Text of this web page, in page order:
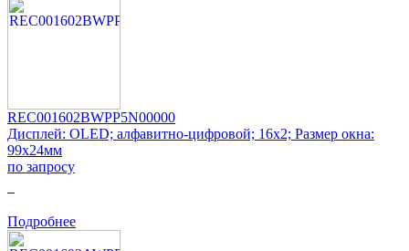
REC001602BWPP5N00000
Дисплей: OLED; алфавитно-цифровой; 16x2; Размер окна:
99x24мм
по запросу
Подробнее